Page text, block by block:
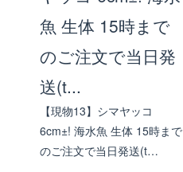
【現物13】シマヤッコ
6cm±! 海水魚 生体 15時まで
のご注文で当日発送(t…